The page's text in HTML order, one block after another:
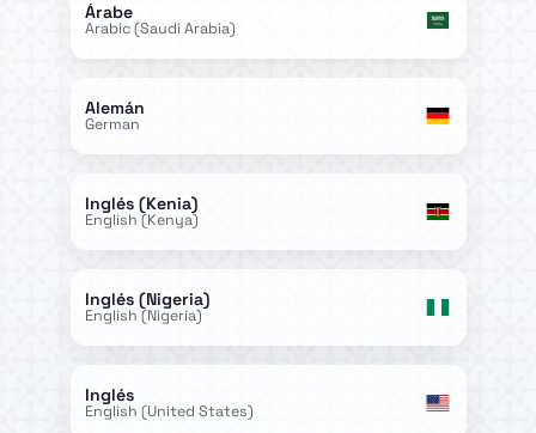
Árabe
Arabic (Saudi Arabia)
Alemán
German
Inglés (Kenia)
English (Kenya)
Inglés (Nigeria)
English (Nigeria)
Inglés
English (United States)